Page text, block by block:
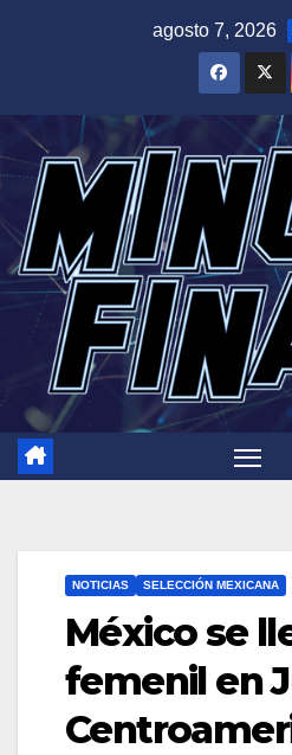
agosto 7, 2026
NOTICIAS SELECCIÓN MEXICANA
México se
femenil en